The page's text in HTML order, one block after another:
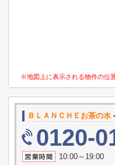
※地図上に表示される物件の位
ＢＬＡＮＣＨＥお茶の水
0120-
10:00～19:00